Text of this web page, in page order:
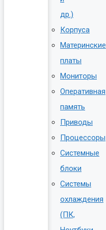
др.)
Корпуса
Материнские
платы
Мониторы
Оперативная
память
Приводы
Процессоры
Системные
блоки
Системы
охлаждения
(ПК,